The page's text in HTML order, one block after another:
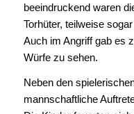
beeindruckend waren
Torhüter, teilweise
Auch im Angriff gab es
Würfe zu sehen.
Neben den
mannschaftliche